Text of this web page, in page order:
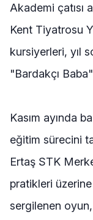
Akademi çatısı
Kent Tiyatrosu
kursiyerleri, yıl
"Bardakçı
Kasım ayında
eğitim sürecini
Ertaş STK
pratikleri üzerine
sergilenen